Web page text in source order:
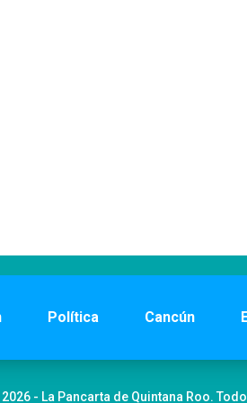
Política Cancún
- La Pancarta de Quintana Roo.